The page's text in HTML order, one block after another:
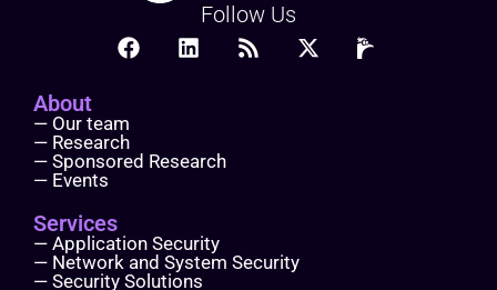
Follow Us
About
— Our team
— Research
— Sponsored Research
— Events
Services
— Application Security
— Network and System Security
— Security Solutions